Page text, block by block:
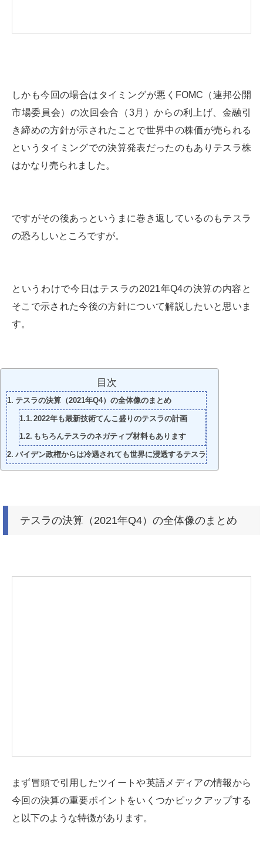
しかも今回の場合はタイミングが悪くFOMC（連邦公開
市場委員会）の次回会合（3月）からの利上げ、金融引
き締めの方針が示されたことで世界中の株価が売られる
というタイミングでの決算発表だったのもありテスラ株
はかなり売られました。
ですがその後あっというまに巻き返しているのもテスラ
の恐ろしいところですが。
というわけで今日はテスラの2021年Q4の決算の内容と
そこで示された今後の方針について解説したいと思いま
す。
目次
テスラの決算（2021年Q4）の全体像のまとめ
2022年も最新技術てんこ盛りのテスラの計画
もちろんテスラのネガティブ材料もあります
バイデン政権からは冷遇されても世界に浸透するテスラ
テスラの決算（2021年Q4）の全体像のまとめ
まず冒頭で引用したツイートや英語メディアの情報から
今回の決算の重要ポイントをいくつかピックアップする
と以下のような特徴があります。